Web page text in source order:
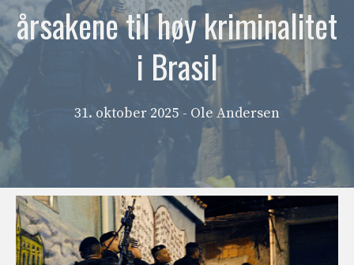
årsakene til høy kriminalitet
i Brasil
31. oktober 2025 - Ole Andersen